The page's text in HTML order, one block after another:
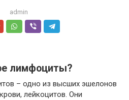
admin
лимфоциты?
– одно из высших эшелонов
лейкоцитов. Они